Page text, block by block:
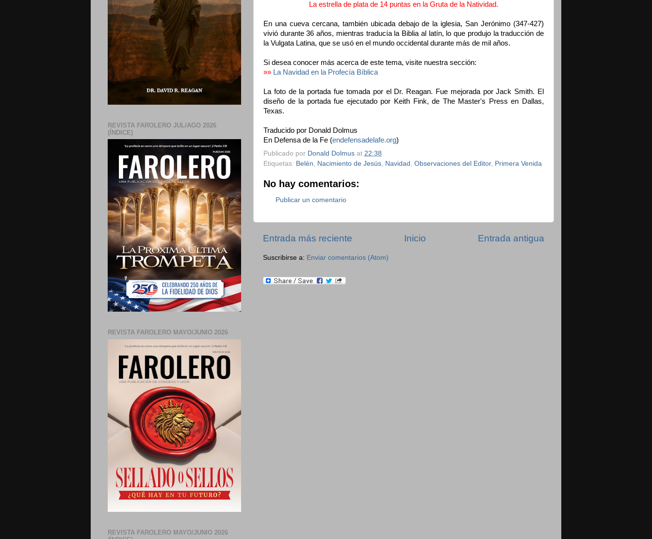
La estrella de plata de 14 puntas en la Gruta de la Natividad.
En una cueva cercana, también ubicada debajo de la iglesia, San Jerónimo (347-427)
vivió durante 36 años, mientras traducía la Biblia al latín, lo que produjo la traducción de
la Vulgata Latina, que se usó en el mundo occidental durante más de mil años.
Si desea conocer más acerca de este tema, visite nuestra sección:
»» La Navidad en la Profecía Bíblica
La foto de la portada fue tomada por el Dr. Reagan. Fue mejorada por Jack Smith. El
diseño de la portada fue ejecutado por Keith Fink, de The Master's Press en Dallas,
Texas.
Traducido por Donald Dolmus
En Defensa de la Fe (endefensadelafe.org)
Publicado por Donald Dolmus at 22:38
Etiquetas: Belén Nacimiento de Jesús Navidad Observaciones del Editor, Primera Venida
No hay comentarios:
Publicar un comentario
Entrada más reciente Entrada antigua
Inicio
Suscribirse a: Enviar comentarios (Atom)
REVISTA FAROLERO JUL/AGO 2026
(ÍNDICE)
REVISTA FAROLERO MAYO/JUNIO 2026
REVISTA FAROLERO MAYO/JUNIO 2026